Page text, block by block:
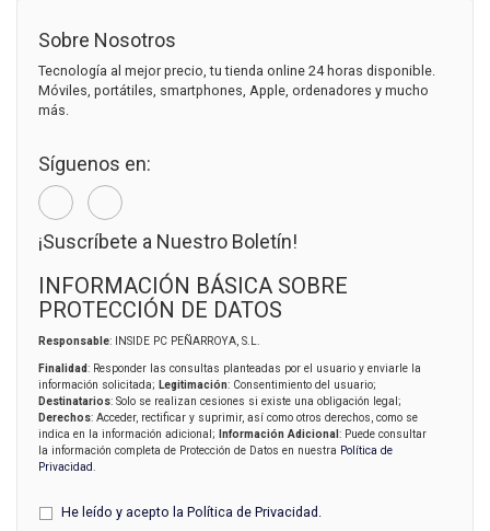
Sobre Nosotros
Tecnología al mejor precio, tu tienda online 24 horas disponible.
Móviles, portátiles, smartphones, Apple, ordenadores y mucho
más.
Síguenos en:
¡Suscríbete a Nuestro Boletín!
INFORMACIÓN BÁSICA SOBRE
PROTECCIÓN DE DATOS
Responsable: INSIDE PC PEÑARROYA, S.L.
Finalidad: Responder las consultas planteadas por el usuario y enviarle la
información solicitada; Legitimación: Consentimiento del usuario;
Destinatarios: Solo se realizan cesiones si existe una obligación legal;
Derechos: Acceder, rectificar y suprimir, así como otros derechos, como se
indica en la información adicional;
Información Adicional : Puede consultar
la información completa de Protección de Datos en nuestra Política de
Privacidad
He leído y acepto la Política de Privacidad .